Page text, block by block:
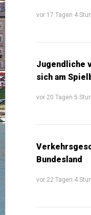
vor 17 Tagen 4
Jugendliche
sich am
vor 20 Tagen 5
Bundesland
vor 22 Tagen 4